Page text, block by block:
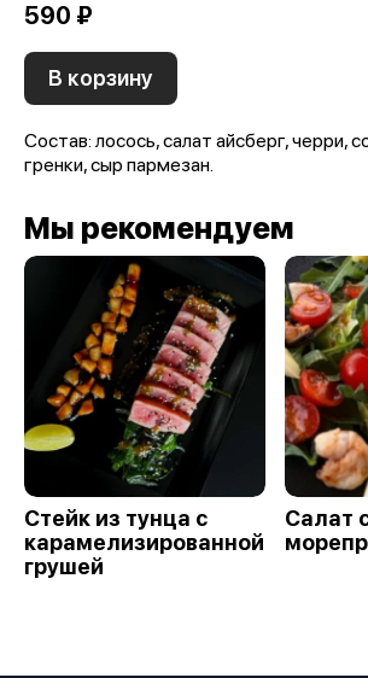
590 ₽
В корзину
Состав: лосось, салат айсберг, черри,
гренки, сыр пармезан.
Мы рекомендуем
Стейк из тунца с
карамелизированной
грушей
Салат